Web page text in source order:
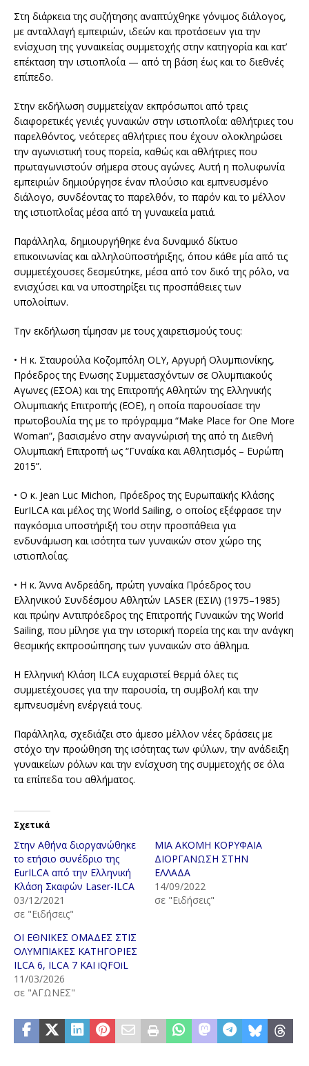
Στη διάρκεια της συζήτησης αναπτύχθηκε γόνιμος διάλογος,
με ανταλλαγή εμπειριών, ιδεών και προτάσεων για την
ενίσχυση της γυναικείας συμμετοχής στην κατηγορία και κατ’
επέκταση την ιστιοπλοΐα — από τη βάση έως και το διεθνές
επίπεδο.
Στην εκδήλωση συμμετείχαν εκπρόσωποι από τρεις
διαφορετικές γενιές γυναικών στην ιστιοπλοΐα: αθλήτριες του
παρελθόντος, νεότερες αθλήτριες που έχουν ολοκληρώσει
την αγωνιστική τους πορεία, καθώς και αθλήτριες που
πρωταγωνιστούν σήμερα στους αγώνες. Αυτή η πολυφωνία
εμπειριών δημιούργησε έναν πλούσιο και εμπνευσμένο
διάλογο, συνδέοντας το παρελθόν, το παρόν και το μέλλον
της ιστιοπλοΐας μέσα από τη γυναικεία ματιά.
Παράλληλα, δημιουργήθηκε ένα δυναμικό δίκτυο
επικοινωνίας και αλληλοϋποστήριξης, όπου κάθε μία από τις
συμμετέχουσες δεσμεύτηκε, μέσα από τον δικό της ρόλο, να
ενισχύσει και να υποστηρίξει τις προσπάθειες των
υπολοίπων.
Την εκδήλωση τίμησαν με τους χαιρετισμούς τους:
• Η κ. Σταυρούλα Κοζομπόλη OLY, Αργυρή Ολυμπιονίκης,
Πρόεδρος της Ενωσης Συμμετασχόντων σε Ολυμπιακούς
Αγωνες (ΕΣΟΑ) και της Επιτροπής Αθλητών της Ελληνικής
Ολυμπιακής Επιτροπής (ΕΟΕ), η οποία παρουσίασε την
πρωτοβουλία της με το πρόγραμμα “Make Place for One More
Woman”, βασισμένο στην αναγνώρισή της από τη Διεθνή
Ολυμπιακή Επιτροπή ως “Γυναίκα και Αθλητισμός – Ευρώπη
2015”.
• Ο κ. Jean Luc Michon, Πρόεδρος της Ευρωπαϊκής Κλάσης
EurILCA και μέλος της World Sailing, ο οποίος εξέφρασε την
παγκόσμια υποστήριξή του στην προσπάθεια για
ενδυνάμωση και ισότητα των γυναικών στον χώρο της
ιστιοπλοΐας.
• Η κ. Άννα Ανδρεάδη, πρώτη γυναίκα Πρόεδρος του
Ελληνικού Συνδέσμου Αθλητών LASER (ΕΣΙΛ) (1975–1985)
και πρώην Αντιπρόεδρος της Επιτροπής Γυναικών της World
Sailing, που μίλησε για την ιστορική πορεία της και την ανάγκη
θεσμικής εκπροσώπησης των γυναικών στο άθλημα.
Η Ελληνική Κλάση ILCA ευχαριστεί θερμά όλες τις
συμμετέχουσες για την παρουσία, τη συμβολή και την
εμπνευσμένη ενέργειά τους.
Παράλληλα, σχεδιάζει στο άμεσο μέλλον νέες δράσεις με
στόχο την προώθηση της ισότητας των φύλων, την ανάδειξη
γυναικείων ρόλων και την ενίσχυση της συμμετοχής σε όλα
τα επίπεδα του αθλήματος.
Σχετικά
Στην Αθήνα διοργανώθηκε
το ετήσιο συνέδριο της
EurILCA από την Ελληνική
Κλάση Σκαφών Laser-ILCA
03/12/2021
σε "Ειδήσεις"
ΜΙΑ ΑΚΟΜΗ ΚΟΡΥΦΑΙΑ
ΔΙΟΡΓΑΝΩΣΗ ΣΤΗΝ
ΕΛΛΑΔΑ
14/09/2022
σε "Ειδήσεις"
ΟΙ ΕΘΝΙΚΕΣ ΟΜΑΔΕΣ ΣΤΙΣ
ΟΛΥΜΠΙΑΚΕΣ ΚΑΤΗΓΟΡΙΕΣ
ILCA 6, ILCA 7 ΚΑΙ iQFOiL
11/03/2026
σε "ΑΓΩΝΕΣ"